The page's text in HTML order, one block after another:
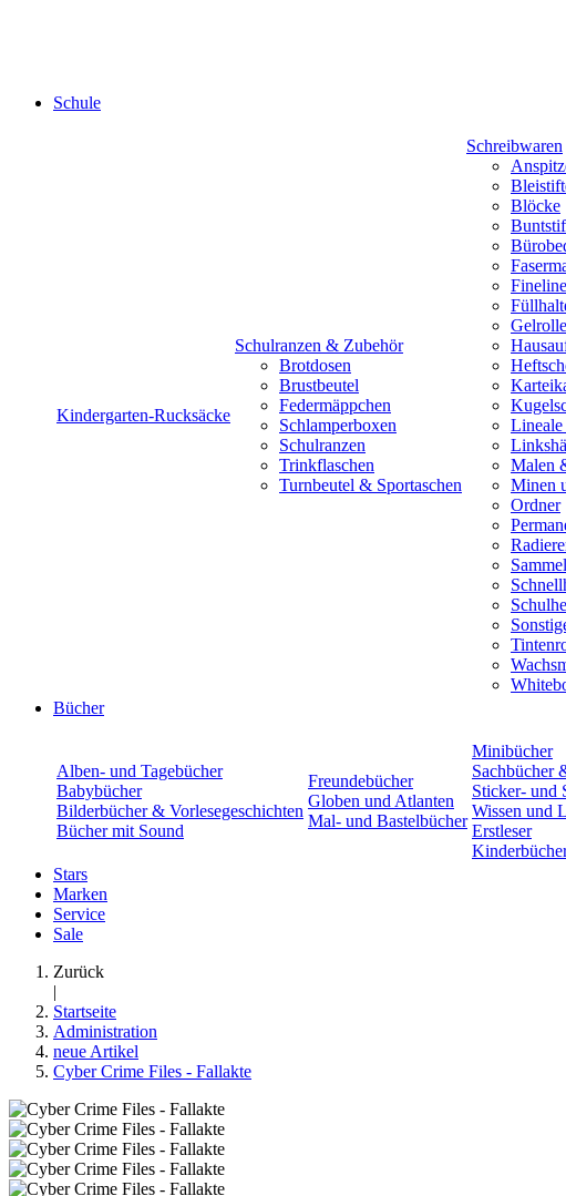
Schule
Kindergarten-Rucksäcke
Schulranzen & Zubehör
Brotdosen
Brustbeutel
Federmäppchen
Schlamperboxen
Schulranzen
Trinkflaschen
Turnbeutel & Sportaschen
Schreibwaren
Blöcke
Malen
Minen
Ordner
Bücher
Alben- und Tagebücher
Babybücher
Bilderbücher & Vorlesegeschichten
Bücher mit Sound
Freundebücher
Globen und Atlanten
Mal- und Bastelbücher
Minibücher
Sachbücher
Sticker- und
Wissen und
Erstleser
Stars
Marken
Service
Sale
Zurück
|
Startseite
Administration
neue Artikel
Cyber Crime Files - Fallakte